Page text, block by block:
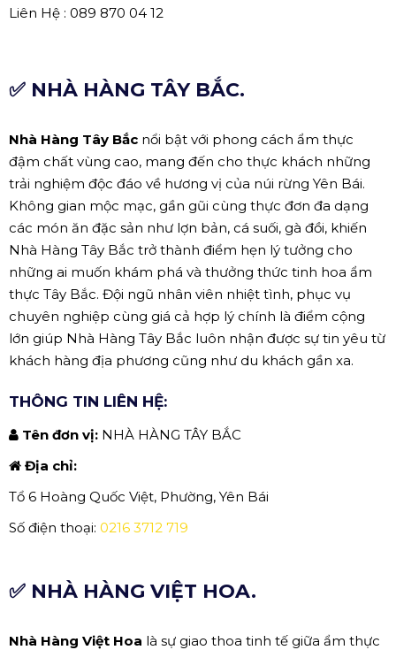
Liên Hệ : 089 870 04 12
✅ NHÀ HÀNG TÂY BẮC.
Nhà Hàng Tây Bắc nổi bật với phong cách ẩm thực
đậm chất vùng cao, mang đến cho thực khách những
trải nghiệm độc đáo về hương vị của núi rừng Yên Bái.
Không gian mộc mạc, gần gũi cùng thực đơn đa dạng
các món ăn đặc sản như lợn bản, cá suối, gà đồi, khiến
Nhà Hàng Tây Bắc trở thành điểm hẹn lý tưởng cho
những ai muốn khám phá và thưởng thức tinh hoa ẩm
thực Tây Bắc. Đội ngũ nhân viên nhiệt tình, phục vụ
chuyên nghiệp cùng giá cả hợp lý chính là điểm cộng
lớn giúp Nhà Hàng Tây Bắc luôn nhận được sự tin yêu từ
khách hàng địa phương cũng như du khách gần xa.
THÔNG TIN LIÊN HỆ:
Tên đơn vị: NHÀ HÀNG TÂY BẮC
Địa chỉ:
Tổ 6 Hoàng Quốc Việt, Phường, Yên Bái
Số điện thoại: 0216 3712 719
✅ NHÀ HÀNG VIỆT HOA.
Nhà Hàng Việt Hoa là sự giao thoa tinh tế giữa ẩm thực